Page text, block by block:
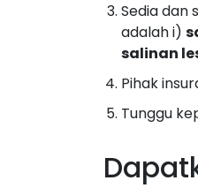
Sedia dan
adalah i)
salinan
Pihak
Tunggu